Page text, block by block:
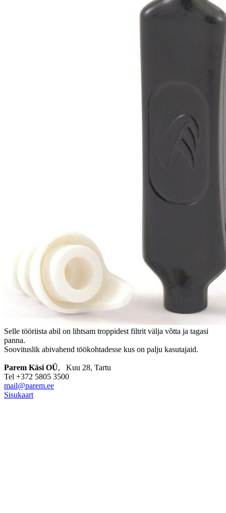
Selle tööriista abil on lihtsam troppidest filtrit välja võtta ja tagasi
panna.
Soovituslik abivahend töökohtadesse kus on palju kasutajaid.
Parem Käsi OÜ, Kuu 28, Tartu
Tel +372 5805 3500
mail@parem.ee
Sisukaart